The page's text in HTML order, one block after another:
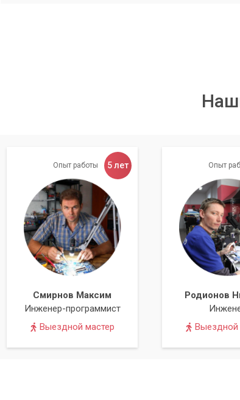
Опыт работы 5 лет
Смирнов Максим
Инженер-программист
Выездной мастер
Опыт
Родионов
Выездной